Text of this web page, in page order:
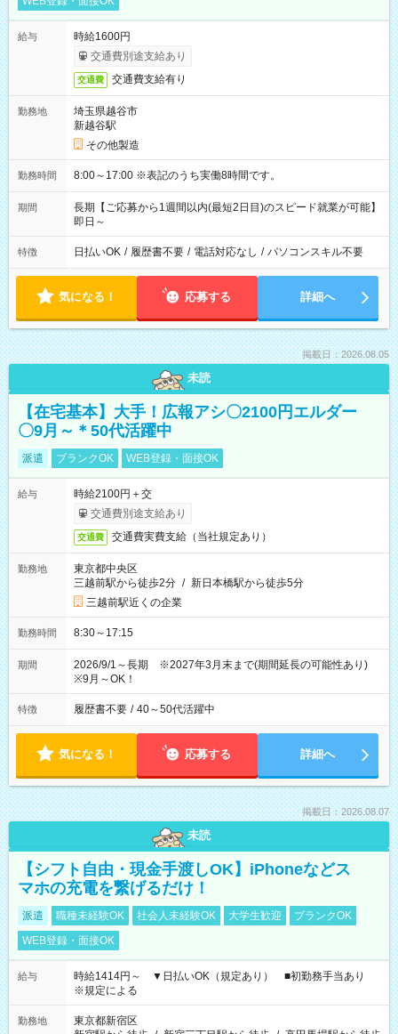
給与
時給1600円
交通費別途支給あり
交通費 交通費支給有り
勤務地
埼玉県越谷市
新越谷駅
その他製造
勤務時間 8:00～17:00 ※表記のうち実働8時間です。
期間
長期【ご応募から1週間以内(最短2日目)のスピード就業が可能】
即日～
特徴 日払いOK / 履歴書不要 / 電話対応なし / パソコンスキル不要
気になる！ 応募する 詳細へ
掲載日：2026.08.05
未読
【在宅基本】大手！広報アシ〇2100円エルダー
〇9月～＊50代活躍中
派遣 ブランクOK WEB登録・面接OK
給与
時給2100円＋交
交通費別途支給あり
交通費 交通費実費支給（当社規定あり）
勤務地
東京都中央区
三越前駅から徒歩2分 / 新日本橋駅から徒歩5分
三越前駅近くの企業
勤務時間 8:30～17:15
期間
2026/9/1～長期 ※2027年3月末まで(期間延長の可能性あり)
※9月～OK！
特徴 履歴書不要 / 40～50代活躍中
気になる！ 応募する 詳細へ
掲載日：2026.08.07
未読
【シフト自由・現金手渡しOK】iPhoneなどス
マホの充電を繋げるだけ！
派遣 職種未経験OK 社会人未経験OK 大学生歓迎
ブランクOK
WEB登録・面接OK
給与
時給1414円～ ▼日払いOK（規定あり） ■初勤務手当あり
※規定による
勤務地
東京都新宿区